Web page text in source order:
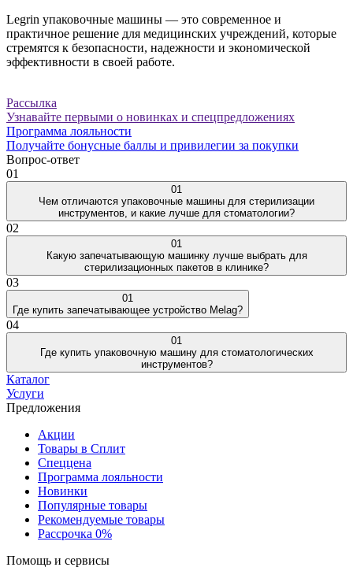
Legrin упаковочные машины — это современное и
практичное решение для медицинских учреждений, которые
стремятся к безопасности, надежности и экономической
эффективности в своей работе.
Рассылка
Узнавайте первыми о новинках и спецпредложениях
Программа лояльности
Получайте бонусные баллы и привилегии за покупки
Вопрос-ответ
01
01
Чем отличаются упаковочные машины для стерилизации
инструментов, и какие лучше для стоматологии?
02
01
Какую запечатывающую машинку лучше выбрать для
стерилизационных пакетов в клинике?
03
01
Где купить запечатывающее устройство Melag?
04
01
Где купить упаковочную машину для стоматологических
инструментов?
Каталог
Услуги
Предложения
Акции
Товары в Сплит
Спеццена
Программа лояльности
Новинки
Популярные товары
Рекомендуемые товары
Рассрочка 0%
Помощь и сервисы